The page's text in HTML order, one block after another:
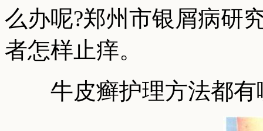
么办呢?郑州市银屑病研
者怎样止痒。
牛皮癣护理方法都有